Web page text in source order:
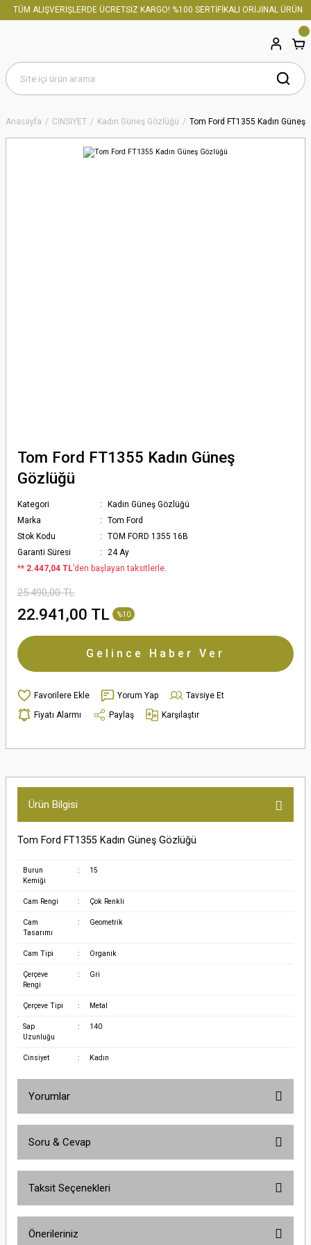
TÜM ALIŞVERİŞLERDE ÜCRETSİZ KARGO! %100 SERTİFİKALI ORİJİNAL ÜRÜN
Anasayfa CİNSİYET Kadın Güneş Gözlüğü Tom Ford FT1355 Kadın Güneş
Tom Ford FT1355 Kadın Güneş
Gözlüğü
Kategori
Kadın Güneş Gözlüğü
Marka
Tom Ford
Stok Kodu
TOM FORD 1355 16B
Garanti Süresi
24 Ay
** 2.447,04 TL’den başlayan taksitlerle.
25.490,00 TL
22.941,00 TL %10
Gelince Haber Ver
Yorum Yap
Tavsiye Et
Fiyatı Alarmı
Paylaş Karşılaştır
Ürün Bilgisi
Tom Ford FT1355 Kadın Güneş Gözlüğü
Burun
Kemiği
: 15
Cam Rengi : Çok Renkli
Cam
Tasarımı
: Geometrik
Cam Tipi : Organik
Çerçeve
Rengi
: Gri
Çerçeve Tipi : Metal
Sap
Uzunluğu
: 140
Cinsiyet : Kadın
Yorumlar
Soru & Cevap
Taksit Seçenekleri
Önerileriniz